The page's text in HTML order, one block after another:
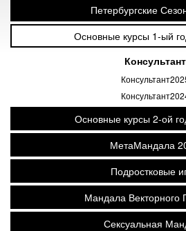
Петербургские
Основные курсы 1-ый
Консультант
Основные курсы 2-ой
МетаМандала
Подростковые
Мандала Векторного
Сексуальная